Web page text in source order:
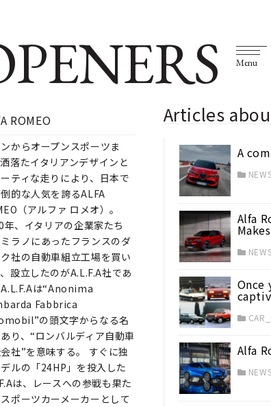
Menu
ROMEO
からオープンスポーツま
落たイタリアンデザインと
ティな走りにより、日本で
的な人気を誇るALFA
（アルファ ロメオ）。
年、イタリアの企業家たち
ラノにあったフランスのダ
社の自動車組立工場を買い
設立したのがA.L.F.A社であ
は“Anonima
Fabbrica
の頭文字からなる名
り、“ロンバルディア自動車
社”を意味する。 すぐに独
ルの「24HP」を投入した
は、レースへの参戦も果た
ポーツカーメーカーとして
Articles
A
Alfa
Alfa